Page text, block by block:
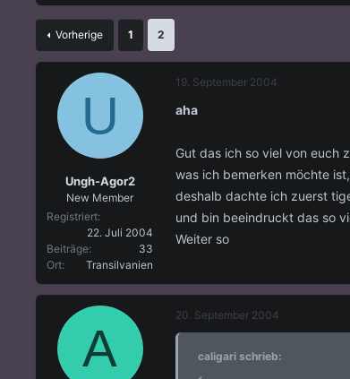
s
e
e
s
Vorherige 1 2
U
Ungh-Agor2
New Member
Registriert
22. Juli 2004
Beiträge
33
Ort
Transilvanien
19. September 2004
aha
Gut das ich so viel von euch
was ich bemerken möchte
deshalb dachte ich zuerst
und bin beeindruckt das so
Weiter so
A
20. September 2004
caligari schrieb: